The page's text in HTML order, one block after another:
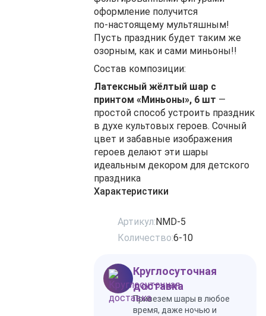
оформление получится
по‑настоящему мультяшным!
Пусть праздник будет таким же
озорным, как и сами миньоны!!
Состав композиции:
Латексный жёлтый шар с
принтом «Миньоны», 6 шт —
простой способ устроить праздник
в духе культовых героев. Сочный
цвет и забавные изображения
героев делают эти шары
идеальным декором для детского
праздника
Характеристики
Артикул:NMD-5
Количество:6-10
Круглосуточная
доставка
Привезем шары в любое
время, даже ночью и